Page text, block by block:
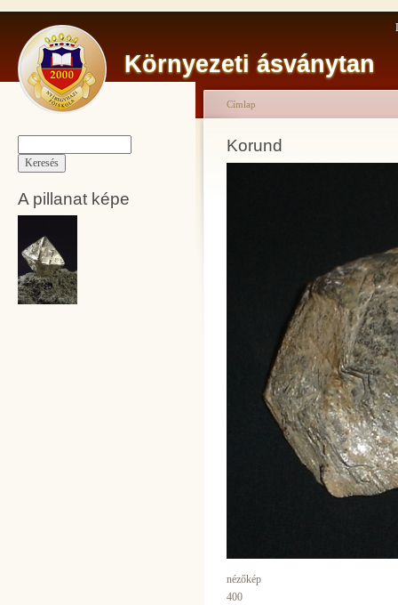
Környezeti ásványtan
A pillanat képe
Címlap
Korund
nézőkép
400